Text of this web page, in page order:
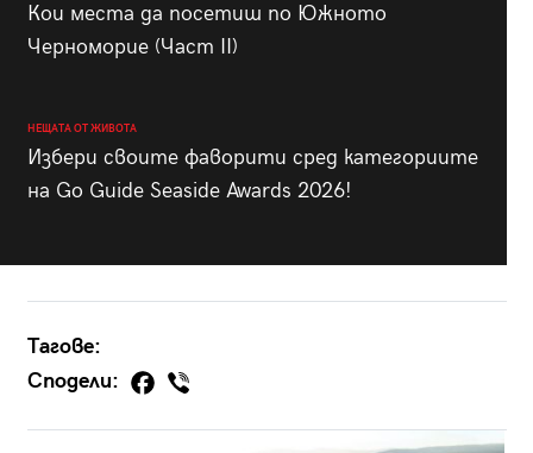
Кои места да посетиш по Южното
Черноморие (Част II)
НЕЩАТА ОТ ЖИВОТА
Избери своите фаворити сред категориите
на Go Guide Seaside Awards 2026!
Тагове:
Сподели: